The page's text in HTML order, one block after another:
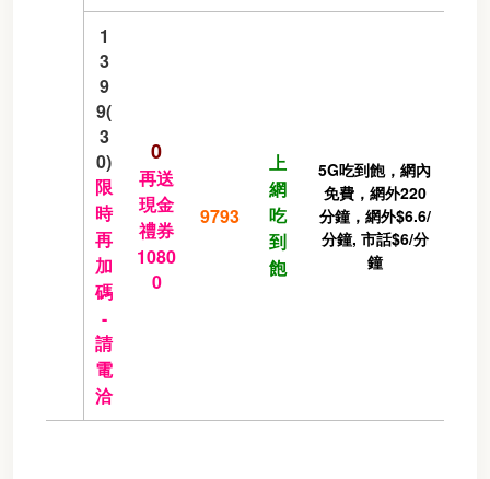
1
3
9
9(
3
0)
限
時
再
加
碼
-
請
電
洽
0
再送
現金
禮券
1080
0
9793
上
網
吃
到
飽
5G吃到飽，網內
免費，網外220
分鐘，網外$6.6/
分鐘, 市話$6/分
鐘